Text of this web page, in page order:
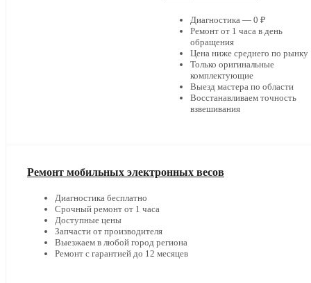
Диагностика — 0 ₽
Ремонт от 1 часа в день
обращения
Цена ниже среднего по рынку
Только оригинальные
комплектующие
Выезд мастера по области
Восстанавливаем точность
взвешивания
Ремонт мобильных электронных весов
Диагностика бесплатно
Срочный ремонт от 1 часа
Доступные цены
Запчасти от производителя
Выезжаем в любой город региона
Ремонт с гарантией до 12 месяцев